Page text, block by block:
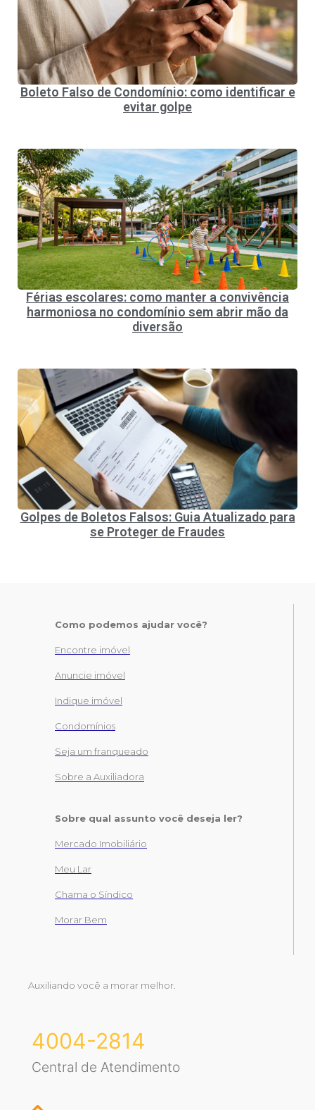
Boleto Falso de Condomínio: como identificar e
evitar golpe
Férias escolares: como manter a convivência
harmoniosa no condomínio sem abrir mão da
diversão
Golpes de Boletos Falsos: Guia Atualizado para
se Proteger de Fraudes
Como podemos ajudar você?
Encontre imóvel
Anuncie imóvel
Indique imóvel
Condomínios
Seja um franqueado
Sobre a Auxiliadora
Sobre qual assunto você deseja ler?
Mercado Imobiliário
Meu Lar
Chama o Síndico
Morar Bem
Auxiliando você a morar melhor.
4004-2814
Central de Atendimento